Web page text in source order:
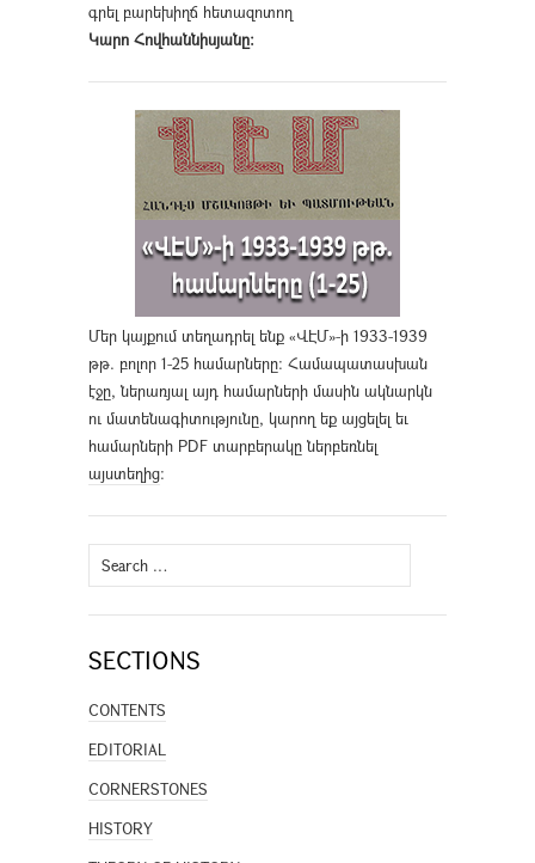
գրել բարեխիղճ հետազոտող
Կարո Հովհաննիսյանը։
Մեր կայքում տեղադրել ենք «ՎԷՄ»-ի 1933-1939
թթ. բոլոր 1-25 համարները։ Համապատասխան
էջը, ներառյալ այդ համարների մասին ակնարկն
ու մատենագիտությունը, կարող եք այցելել եւ
համարների PDF տարբերակը ներբեռնել
այստեղից։
Search
for:
SECTIONS
CONTENTS
EDITORIAL
CORNERSTONES
HISTORY